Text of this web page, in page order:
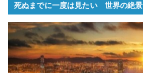
死ぬまでに一度は見たい 世界の絶景